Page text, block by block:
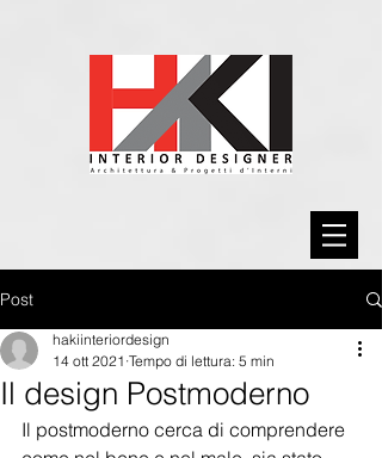
Post
Il design Postmoderno
hakiinteriordesign
14 ott 2021 Tempo di lettura: 5 min
Il postmoderno cerca di comprendere